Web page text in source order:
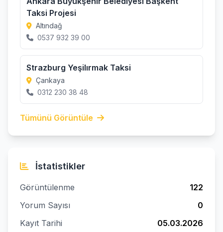
Taksi Projesi
Altındağ
0537 932 39 00
Strazburg Yeşilırmak Taksi
Çankaya
0312 230 38 48
Tümünü Görüntüle
İstatistikler
Görüntülenme
122
Yorum Sayısı
0
Kayıt Tarihi
05.03.2026